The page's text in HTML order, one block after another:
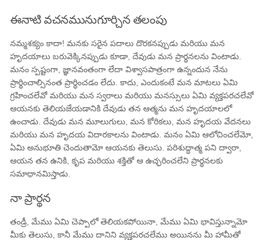
ఈనాటి వచనమునుగూర్చిన తలంపు
నమ్మశక్యం కాదా! మనకు సరైన పదాలు దొరకనప్పుడు మరియు మన
హృదయాలు బరువెక్కినప్పుడు కూడా, దేవుడు మన ప్రార్థనలను వింటాడు.
మనం స్పష్టంగా, జ్ఞానవంతంగా లేదా విశ్వాసపాత్రంగా ఉన్నందున నేను
ప్రార్థించాల్సినంత ప్రార్థించడం లేదు. కాదు, ఎందుకంటే మన మాటలు ఏమి
గ్రహించలేవో మరియు మన స్వరాలు మరియు మనస్సులు ఏమి వ్యక్తపరచలేవో
ఆయనకు తెలియజేయడానికి దేవుడు తన ఆత్మను మన హృదయాలలో
ఉంచాడు. దేవుడు మన మూలుగులు, మన కోరికలు, మన హృదయ వేదనలు
మరియు మన హృదయ విదారకాలను వింటాడు. మనం ఏమి ఆలోచించలేమో,
ఏమి అనుభూతి చెందుతామో ఆయనకు తెలుసు. పరిశుద్ధాత్మ పని ద్వారా,
ఆయన తన ఉనికి, కృప మరియు శక్తితో ఆ ఉచ్ఛరించలేని ప్రార్థనలకు
సమాధానమిస్తాడు.
నా ప్రార్థన
తండ్రీ, మేము ఏమి చెప్పాలో తెలియకపోయినా, మేము ఏమి భావిస్తున్నామో
మీకు తెలుసు, కానీ మేము దానిని వ్యక్తపరచలేము అయినను మీ హామీతో